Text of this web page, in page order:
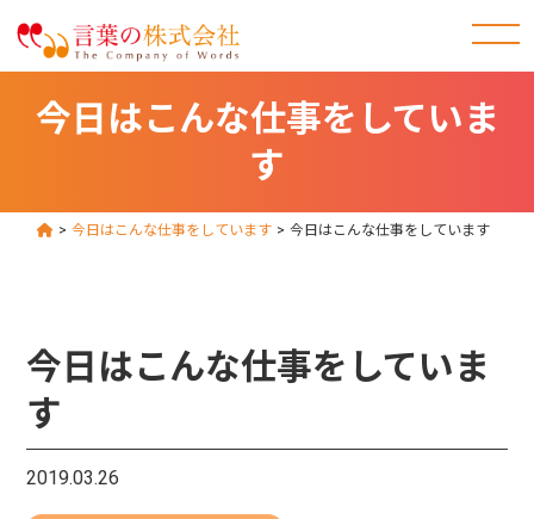
今日はこんな仕事をしていま
す
> 今日はこんな仕事をしています > 今日はこんな仕事をしています
今日はこんな仕事をしていま
す
2019.03.26